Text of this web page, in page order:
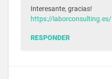
Interesante, gracias!
https://laborconsulting.es/
RESPONDER